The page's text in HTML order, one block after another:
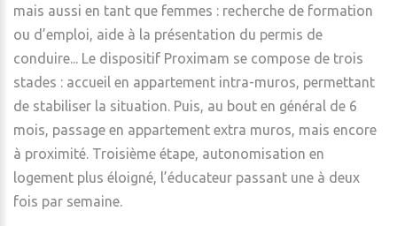
mais aussi en tant que femmes : recherche de formation
ou d’emploi, aide à la présentation du permis de
conduire... Le dispositif Proximam se compose de trois
stades : accueil en appartement intra-muros, permettant
de stabiliser la situation. Puis, au bout en général de 6
mois, passage en appartement extra muros, mais encore
à proximité. Troisième étape, autonomisation en
logement plus éloigné, l’éducateur passant une à deux
fois par semaine.